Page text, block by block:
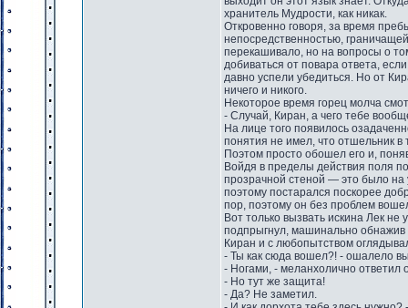
хранитель Мудрости, как никак.
Откровенно говоря, за время
непосредственностью,
перекашивало, но на вопросы о
добиваться от повара ответа,
давно успели убедиться. Но от
ничего и никого.
Некоторое время горец молча
- Случай, Киран, а чего тебе
На лице того появилось
понятия не имел, что отшельник в
Поэтом просто обошел его и,
Войдя в пределы действия поля
прозрачной стеной — это было на
поэтому постарался поскорее
пор, поэтому он без проблем
Вот только вызвать искина Лек
подпрыгнул, машинально обнажив
Киран и с любопытством
- Ты как сюда вошел?! - ошалело
- Ногами, - меланхолично ответил
- Но тут же защита!
- Да? Не заметил.